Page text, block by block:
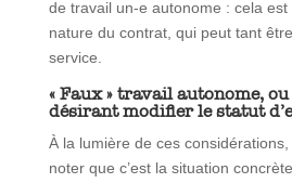
de travail un-e autonome : cela
nature du contrat, qui peut tant
service.
« Faux » travail autonome,
désirant modifier le statut
À la lumière de ces
noter que c’est la situation